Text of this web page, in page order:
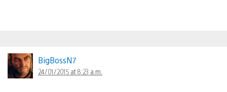
BigBossN7
24/01/2015 at 8:23 a.m.